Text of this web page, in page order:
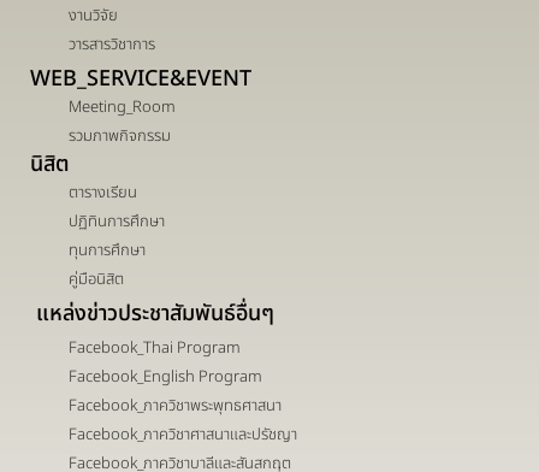
งานวิจัย
วารสารวิชาการ
WEB_SERVICE&EVENT
Meeting_Room
รวมภาพกิจกรรม
นิสิต
ตารางเรียน
ปฏิทินการศึกษา
ทุนการศึกษา
คู่มือนิสิต
แหล่งข่าวประชาสัมพันธ์อื่นๆ
Facebook_Thai Program
Facebook_English Program
Facebook_ภาควิชาพระพุทธศาสนา
Facebook_ภาควิชาศาสนาและปรัชญา
Facebook_ภาควิชาบาลีและสันสกฤต